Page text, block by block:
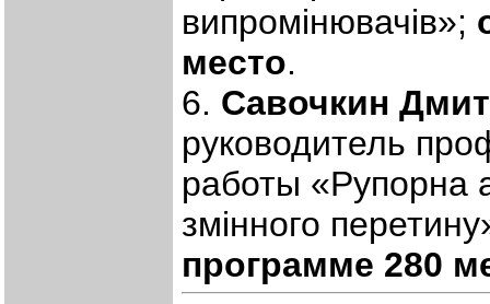
випромінювачів»;
место.
6. Савочкин
руководитель
работы «Рупорна
змінного
программе 280